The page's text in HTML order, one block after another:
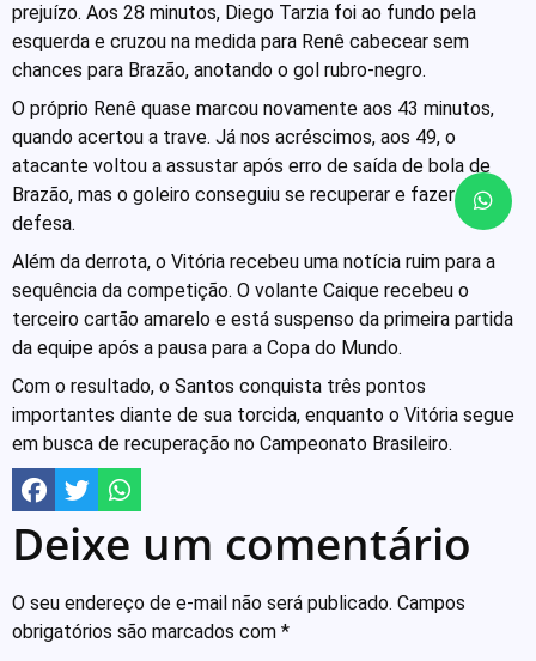
prejuízo. Aos 28 minutos, Diego Tarzia foi ao fundo pela
esquerda e cruzou na medida para Renê cabecear sem
chances para Brazão, anotando o gol rubro-negro.
O próprio Renê quase marcou novamente aos 43 minutos,
quando acertou a trave. Já nos acréscimos, aos 49, o
atacante voltou a assustar após erro de saída de bola de
Brazão, mas o goleiro conseguiu se recuperar e fazer a
defesa.
Além da derrota, o Vitória recebeu uma notícia ruim para a
sequência da competição. O volante Caique recebeu o
terceiro cartão amarelo e está suspenso da primeira partida
da equipe após a pausa para a Copa do Mundo.
Com o resultado, o Santos conquista três pontos
importantes diante de sua torcida, enquanto o Vitória segue
em busca de recuperação no Campeonato Brasileiro.
Deixe um comentário
O seu endereço de e-mail não será publicado. Campos
obrigatórios são marcados com *